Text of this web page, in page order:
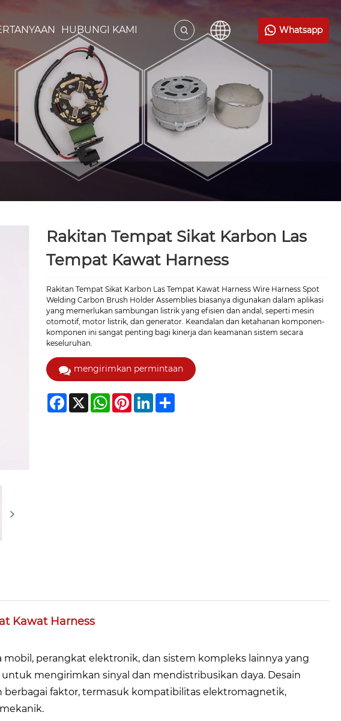
HUBUNGI KAMI Whatsapp
Rakitan Tempat Sikat Karbon Las
Tempat Kawat Harness
Rakitan Tempat Sikat Karbon Las Tempat Kawat Harness Wire Harness Spot
Welding Carbon Brush Holder Assemblies biasanya digunakan dalam aplikasi
yang memerlukan sambungan listrik yang efisien dan andal, seperti mesin
otomotif, motor listrik, dan generator. Keandalan dan ketahanan komponen-
komponen ini sangat penting bagi kinerja dan keamanan sistem secara
keseluruhan.
mengirimkan permintaan
Facebook
X WhatsAppPinterestLinkedInShare
Kawat Harness
perangkat elektronik, dan sistem kompleks lainnya yang
mengirimkan sinyal dan mendistribusikan daya. Desain
faktor, termasuk kompatibilitas elektromagnetik,